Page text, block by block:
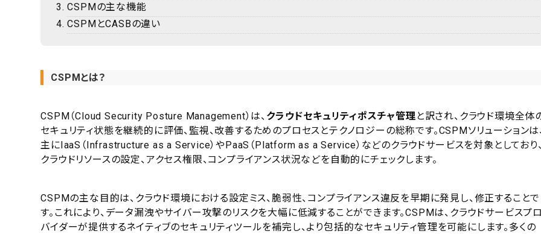
CSPMの主な機能
CSPMとCASBの違い
CSPMとは？
CSPM（Cloud Security Posture Management）は、 クラウドセキュリティポスチャ管理 と訳され、クラウド環境全体
セキュリティ状態を継続的に評価、監視、改善するためのプロセスとテクノロジーの総称です。CSPMソリューションは
主にIaaS（Infrastructure as a Service）やPaaS（Platform as a Service）などのクラウドサービスを対象としており、
クラウドリソースの設定、アクセス権限、コンプライアンス状況などを自動的にチェックします。
CSPMの主な目的は、クラウド環境における設定ミス、脆弱性、コンプライアンス違反を早期に発見し、修正することで
す。これにより、データ漏洩やサイバー攻撃のリスクを大幅に低減することができます。CSPMは、クラウドサービスプロ
バイダーが提供するネイティブのセキュリティツールを補完し、より包括的なセキュリティ管理を可能にします。多くの